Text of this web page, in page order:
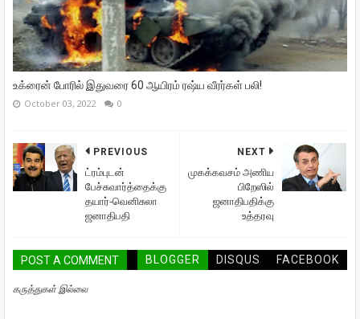
உக்ரைன் போரில் இதுவரை 60 ஆயிரம் ரஷ்ய வீரர்கள் பலி!
October 03, 2022 0
NEXT
முகக்கவசம் அணிய
பிறேஸில்
ஜனாதிபதிக்கு
உத்தரவு
PREVIOUS
ட்ரம்புடன்
பேச்சுவார்த்தைக்கு
தயார்-வெனிசுலா
ஜனாதிபதி
POST A COMMENT BLOGGER DISQUS FACEBOOK
கருத்துகள் இல்லை